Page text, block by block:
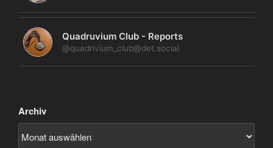
Quadruvium Club - Reports
@quadrivium_club@det.social
Archiv